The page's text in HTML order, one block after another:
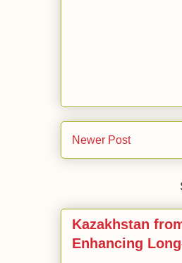
Newer Post
Kazakhstan
Enhancing